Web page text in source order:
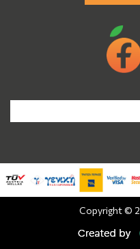
Copyright ©